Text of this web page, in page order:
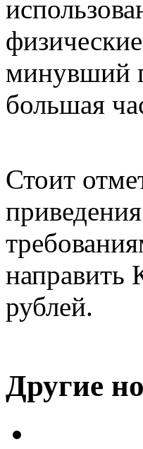
минувший
большая
Стоит
направить
рублей.
Другие